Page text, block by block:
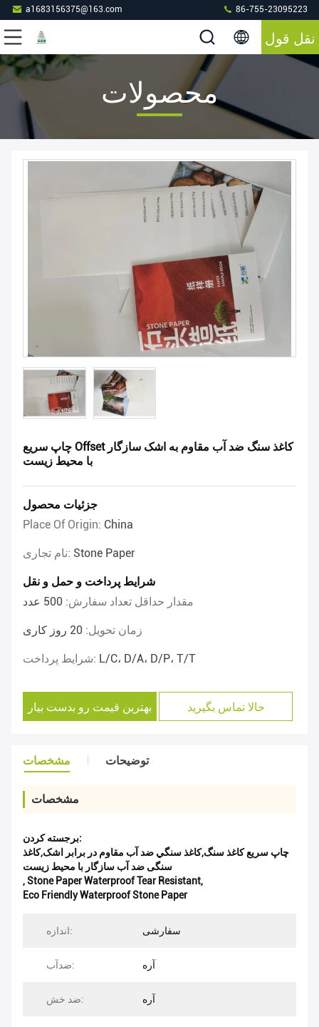
a1683156375@163.com 86-755-23095223
نقل قول
محصولات
چاپ سریع Offset کاغذ سنگ ضد آب مقاوم به اشک سازگار
با محیط زیست
جزئیات محصول
Place Of Origin: China
نام تجاری: Stone Paper
شرایط پرداخت و حمل و نقل
مقدار حداقل تعداد سفارش: 500 عدد
زمان تحویل: 20 روز کاری
شرایط پرداخت: L/C، D/A، D/P، T/T
بهترین قیمت رو بدست بیار حالا تماس بگیرید
مشخصات توضیحات
مشخصات
برجسته کردن:
چاپ سریع کاغذ سنگ,کاغذ سنگي ضد آب مقاوم در برابر اشک,کاغذ
سنگی ضد آب سازگار با محیط زیست
,Stone Paper Waterproof Tear Resistant,
Eco Friendly Waterproof Stone Paper
اندازه: سفارشی
ضدآب: آره
ضد خش: آره